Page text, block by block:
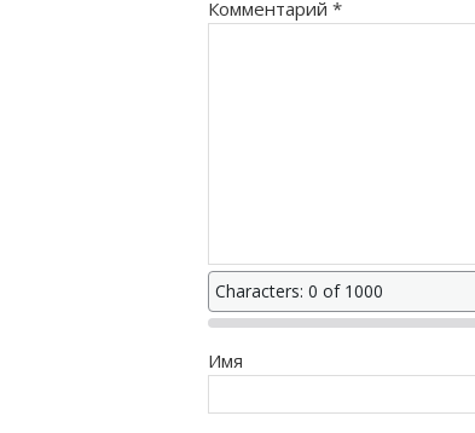
Комментарий *
Characters: 0 of 1000
Имя